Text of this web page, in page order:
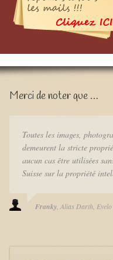
Merci de noter que …
Toutes les images,
demeurent la stricte
aucun cas être utilisées
Suisse sur la propriété
Franky Alias Darth Eyelo